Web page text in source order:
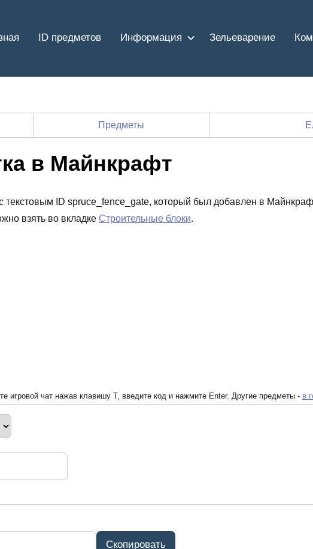
ID предметов Информация Зельеварение
Предметы
в Майнкрафт
с текстовым ID spruce_fence_gate, который был добавлен в
взять во вкладке Строительные блоки.
игровой чат нажав клавишу T, введите код и нажмите Enter. Другие предметы - в